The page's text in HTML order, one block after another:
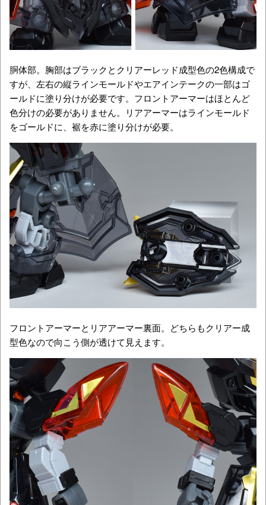
胴体部。胸部はブラックとクリアーレッド成型色の2色構成で
すが、左右の縦ラインモールドやエアインテークの一部はゴ
ールドに塗り分けが必要です。フロントアーマーはほとんど
色分けの必要がありません。リアアーマーはラインモールド
をゴールドに、裾を赤に塗り分けが必要。
フロントアーマーとリアアーマー裏面。どちらもクリアー成
型色なので向こう側が透けて見えます。